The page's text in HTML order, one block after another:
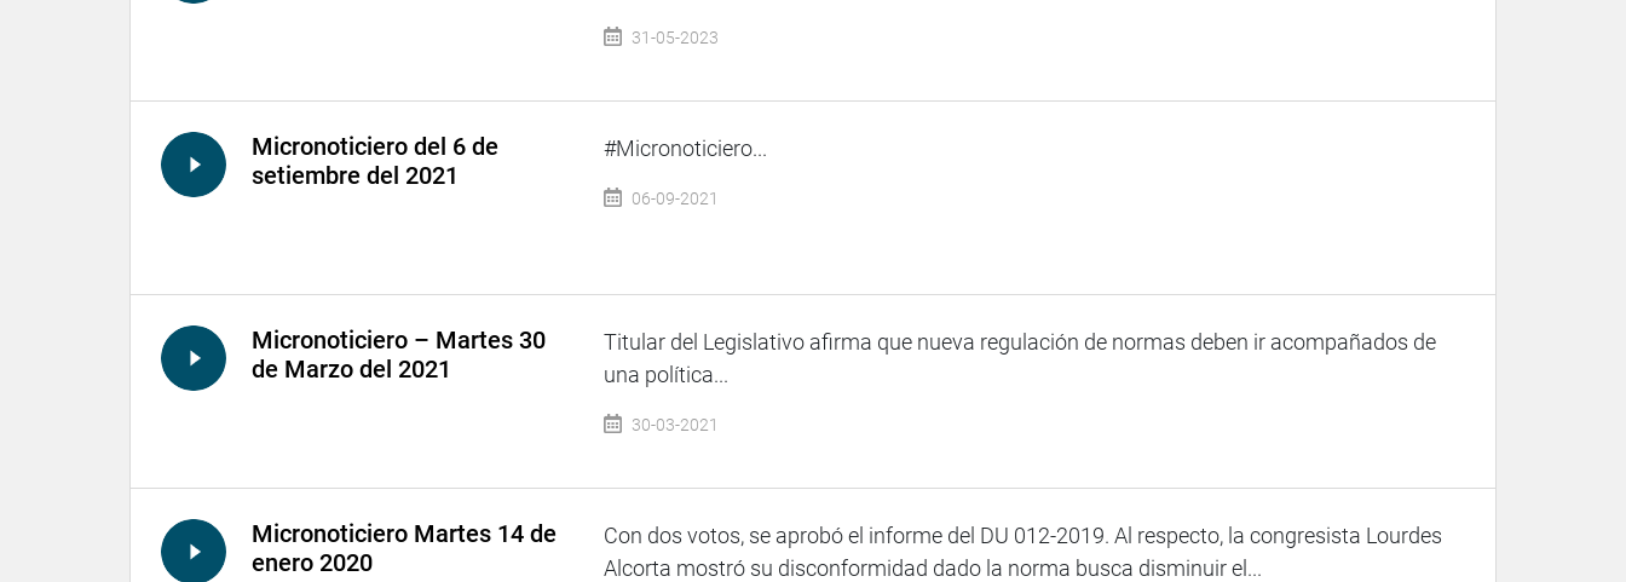
31-05-2023
Micronoticiero del 6 de
setiembre del 2021
#Micronoticiero...
06-09-2021
Micronoticiero – Martes 30
de Marzo del 2021
Titular del Legislativo afirma que nueva regulación de normas deben ir acompañados de
una política...
30-03-2021
Micronoticiero Martes 14 de
enero 2020
Con dos votos, se aprobó el informe del DU 012-2019. Al respecto, la congresista Lourdes
Alcorta mostró su disconformidad dado la norma busca disminuir el...